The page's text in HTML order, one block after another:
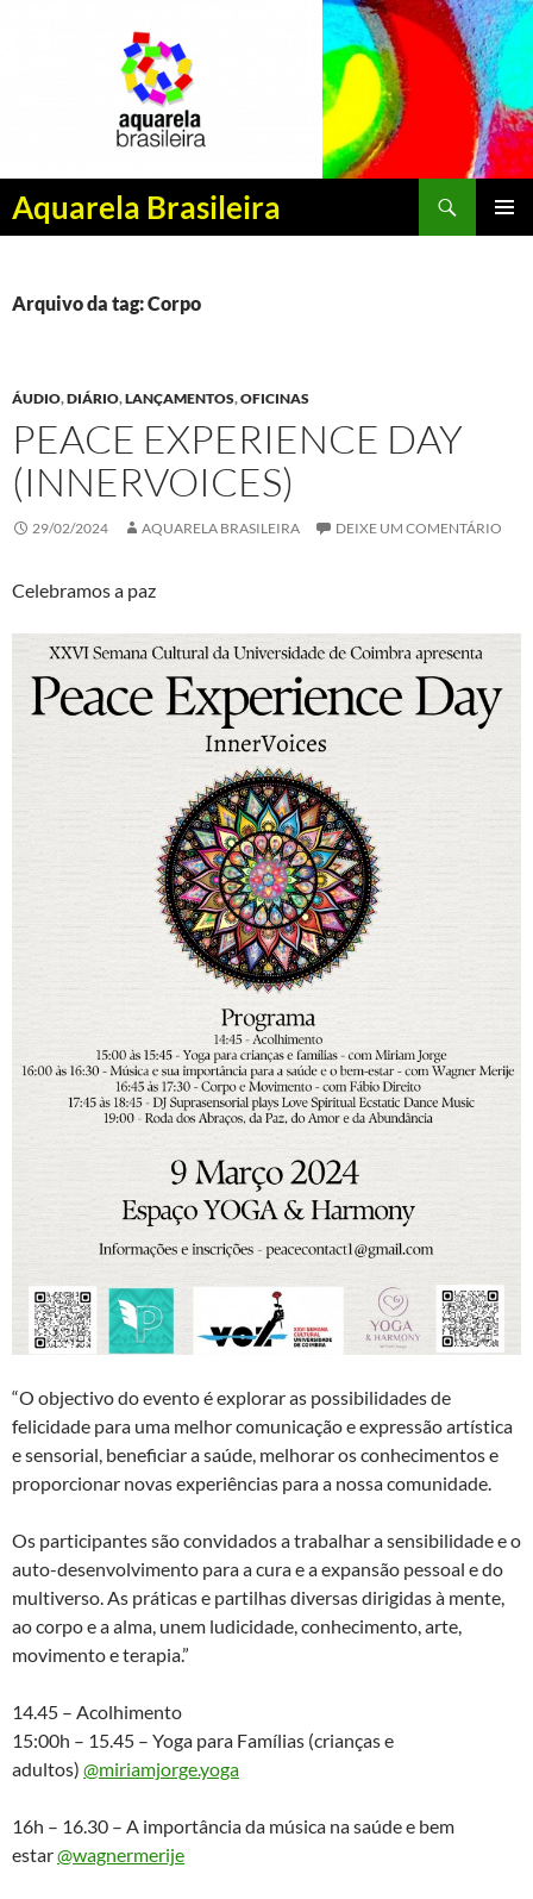
Aquarela Brasileira
Pesquisar
PULAR
CONTEÚDO
Arquivo da tag: Corpo
ÁUDIO,DIÁRIO,LANÇAMENTOS,OFICINAS
PEACE EXPERIENCE DAY
(INNERVOICES)
29/02/2024 AQUARELA BRASILEIRA DEIXE UM COMENTÁRIO
Celebramos a paz
“O objectivo do evento é explorar as possibilidades de
felicidade para uma melhor comunicação e expressão artística
e sensorial, beneficiar a saúde, melhorar os conhecimentos e
proporcionar novas experiências para a nossa comunidade.
Os participantes são convidados a trabalhar a sensibilidade e o
auto-desenvolvimento para a cura e a expansão pessoal e do
multiverso. As práticas e partilhas diversas dirigidas à mente,
ao corpo e a alma, unem ludicidade, conhecimento, arte,
movimento e terapia.”
14.45 – Acolhimento
15:00h – 15.45 – Yoga para Famílias (crianças e
adultos) @miriamjorge.yoga
16h – 16.30 – A importância da música na saúde e bem
estar@wagnermerije